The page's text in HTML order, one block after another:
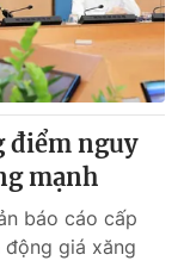
điểm nguy
mạnh
báo cáo cấp
giá xăng